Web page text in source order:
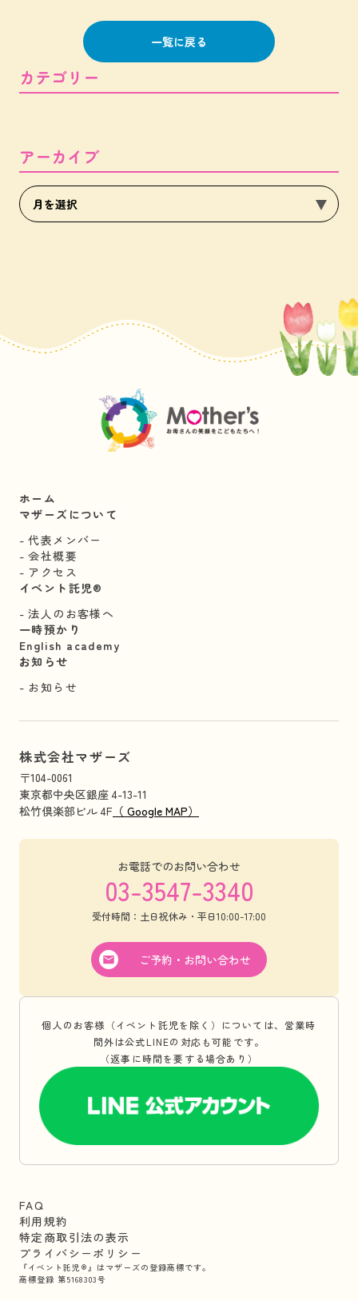
一覧に戻る
カテゴリー
アーカイブ
ホーム
マザーズについて
代表メンバー
会社概要
アクセス
イベント託児®︎
法人のお客様へ
一時預かり
English academy
お知らせ
お知らせ
株式会社マザーズ
〒104-0061
東京都中央区銀座 4-13-11
松竹倶楽部ビル 4F （ Google MAP）
お電話でのお問い合わせ
03-3547-3340
受付時間：土日祝休み・平日10:00-17:00
ご予約・お問い合わせ
個人のお客様（イベント託児を除く）については、営業時
間外は公式LINEの対応も可能です。
（返事に時間を要する場合あり）
FAQ
利用規約
特定商取引法の表示
プライバシーポリシー
『イベント託児®』はマザーズの登録商標です。
商標登録 第5168303号